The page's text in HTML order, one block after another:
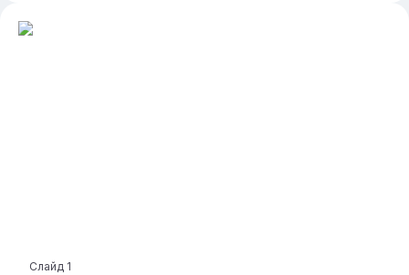
Слайд 1